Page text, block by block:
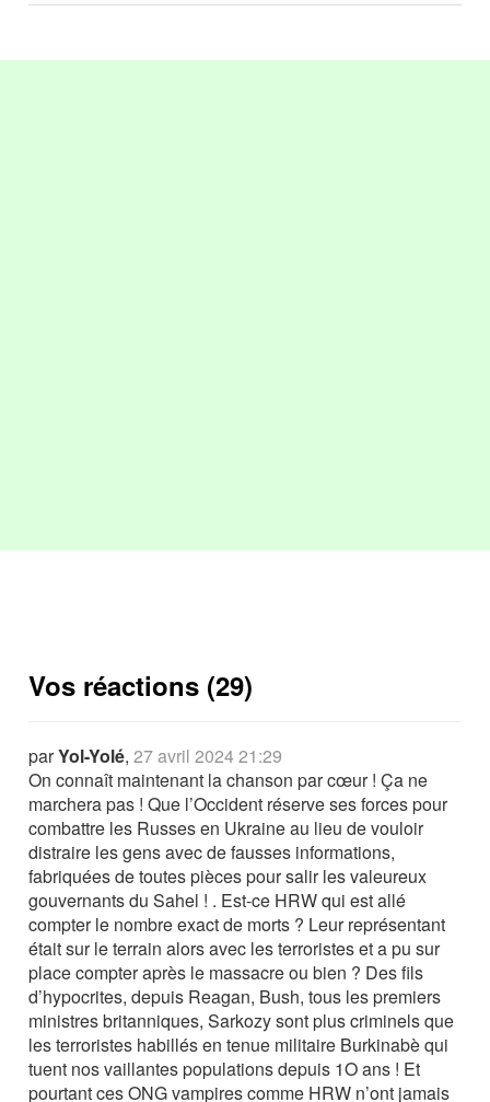
Vos réactions (29)
parYol-Yolé,27 avril 2024 21:29
On connaît maintenant la chanson par cœur ! Ça ne
marchera pas ! Que l’Occident réserve ses forces pour
combattre les Russes en Ukraine au lieu de vouloir
distraire les gens avec de fausses informations,
fabriquées de toutes pièces pour salir les valeureux
gouvernants du Sahel ! . Est-ce HRW qui est allé
compter le nombre exact de morts ? Leur représentant
était sur le terrain alors avec les terroristes et a pu sur
place compter après le massacre ou bien ? Des fils
d’hypocrites, depuis Reagan, Bush, tous les premiers
ministres britanniques, Sarkozy sont plus criminels que
les terroristes habillés en tenue militaire Burkinabè qui
tuent nos vaillantes populations depuis 1O ans ! Et
pourtant ces ONG vampires comme HRW n’ont jamais